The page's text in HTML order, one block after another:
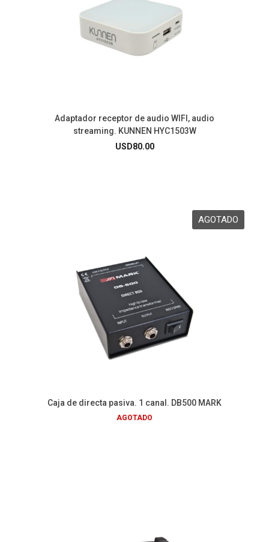
Adaptador receptor de audio WIFI, audio
streaming. KUNNEN HYC1503W
USD80.00
Caja de directa pasiva. 1 canal. DB500 MARK
AGOTADO